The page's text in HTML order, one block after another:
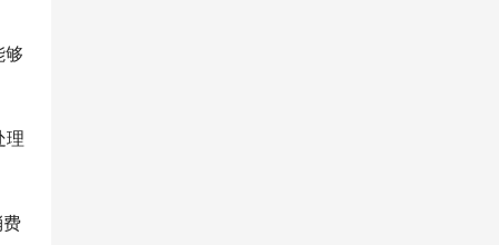
够
理